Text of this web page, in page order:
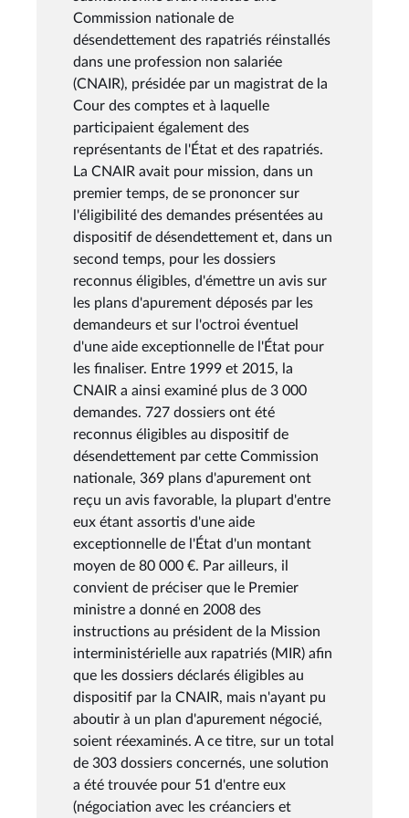
Commission nationale de
désendettement des rapatriés réinstallés
dans une profession non salariée
(CNAIR), présidée par un magistrat de la
Cour des comptes et à laquelle
participaient également des
représentants de l'État et des rapatriés.
La CNAIR avait pour mission, dans un
premier temps, de se prononcer sur
l'éligibilité des demandes présentées au
dispositif de désendettement et, dans un
second temps, pour les dossiers
reconnus éligibles, d'émettre un avis sur
les plans d'apurement déposés par les
demandeurs et sur l'octroi éventuel
d'une aide exceptionnelle de l'État pour
les finaliser. Entre 1999 et 2015, la
CNAIR a ainsi examiné plus de 3 000
demandes. 727 dossiers ont été
reconnus éligibles au dispositif de
désendettement par cette Commission
nationale, 369 plans d'apurement ont
reçu un avis favorable, la plupart d'entre
eux étant assortis d'une aide
exceptionnelle de l'État d'un montant
moyen de 80 000 €. Par ailleurs, il
convient de préciser que le Premier
ministre a donné en 2008 des
instructions au président de la Mission
interministérielle aux rapatriés (MIR) afin
que les dossiers déclarés éligibles au
dispositif par la CNAIR, mais n'ayant pu
aboutir à un plan d'apurement négocié,
soient réexaminés. A ce titre, sur un total
de 303 dossiers concernés, une solution
a été trouvée pour 51 d'entre eux
(négociation avec les créanciers et